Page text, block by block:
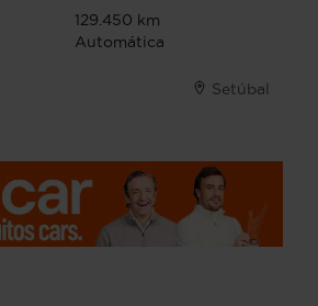
129.450 km
Automática
Setúbal